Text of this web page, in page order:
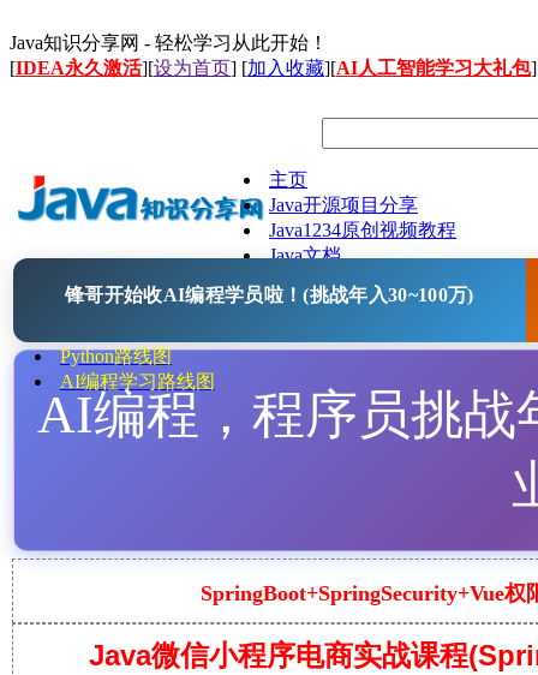
Java知识分享网 - 轻松学习从此开始！
[IDEA永久激活][设为首页] [加入收藏][AI人工智能学习大礼包]
主页
Java开源项目分享
Java1234原创视频教程
Java文档
Java视频教程
Java毕业设计
Python路线图
AI编程学习路线图
锋哥开始收AI编程学员啦！(挑战年入30~100万)
AI编程，程序员挑战
SpringBoot+SpringSecurity+Vue权
Java微信小程序电商实战课程